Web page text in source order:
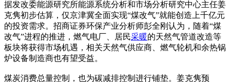
据发改委能源研究所能源系统分析和市场分析研究中心主任姜
克隽初步估算，仅京津冀全面实现“煤改气”就能创造上千亿元
的投资需求。招商证券环保产业分析师彭全刚认为，随着“煤
改气”进程的推进，燃气电厂、居民采暖的天然气管道改造等
板块将获得市场机遇，相关天然气供应商、燃气轮机和余热锅
炉设备制造商也有望受益。
煤炭消费总量控制，也为碳减排控制进行铺垫。姜克隽预